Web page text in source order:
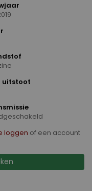
uitstoot
loggen of een account